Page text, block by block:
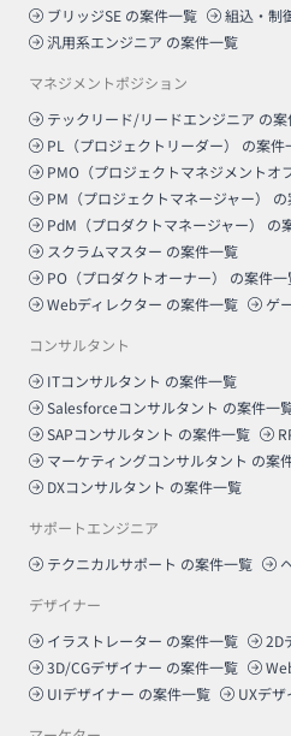
ブリッジSE の案件一覧 組込・制
汎用系エンジニア の案件一覧
マネジメントポジション
テックリード/リードエンジニア の
PL（プロジェクトリーダー）
の案件
PMO（プロジェクトマネジメントオ
PM（プロジェクトマネージャー）
PdM（プロダクトマネージャー）
の
スクラムマスター の案件一覧
PO（プロダクトオーナー）
の案件一
Webディレクター の案件一覧 ゲ
コンサルタント
ITコンサルタント の案件一覧
Salesforceコンサルタント の案件一
SAPコンサルタント の案件一覧
マーケティングコンサルタント の案
DXコンサルタント の案件一覧
サポートエンジニア
テクニカルサポート の案件一覧
デザイナー
イラストレーター の案件一覧 2D
3D/CGデザイナー の案件一覧
UIデザイナー の案件一覧 UXデザ